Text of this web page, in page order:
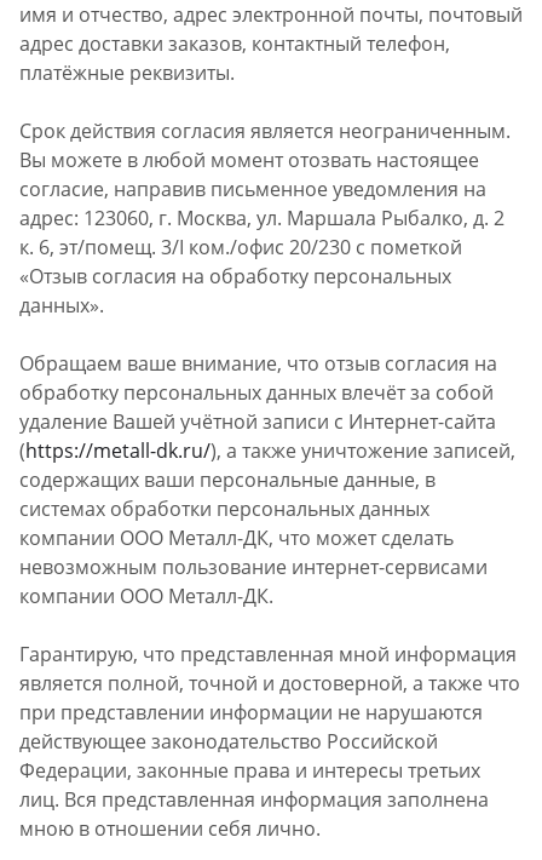
имя и отчество, адрес электронной почты, почтовый
адрес доставки заказов, контактный телефон,
платёжные реквизиты.
Срок действия согласия является неограниченным.
Вы можете в любой момент отозвать настоящее
согласие, направив письменное уведомления на
адрес: 123060, г. Москва, ул. Маршала Рыбалко, д. 2
к. 6, эт/помещ. 3/I ком./офис 20/230 с пометкой
«Отзыв согласия на обработку персональных
данных».
Обращаем ваше внимание, что отзыв согласия на
обработку персональных данных влечёт за собой
удаление Вашей учётной записи с Интернет-сайта
(https://metall-dk.ru/), а также уничтожение записей,
содержащих ваши персональные данные, в
системах обработки персональных данных
компании ООО Металл-ДК, что может сделать
невозможным пользование интернет-сервисами
компании ООО Металл-ДК.
Гарантирую, что представленная мной информация
является полной, точной и достоверной, а также что
при представлении информации не нарушаются
действующее законодательство Российской
Федерации, законные права и интересы третьих
лиц. Вся представленная информация заполнена
мною в отношении себя лично.